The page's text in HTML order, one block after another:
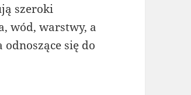
szeroki
wód, warstwy, a
się do